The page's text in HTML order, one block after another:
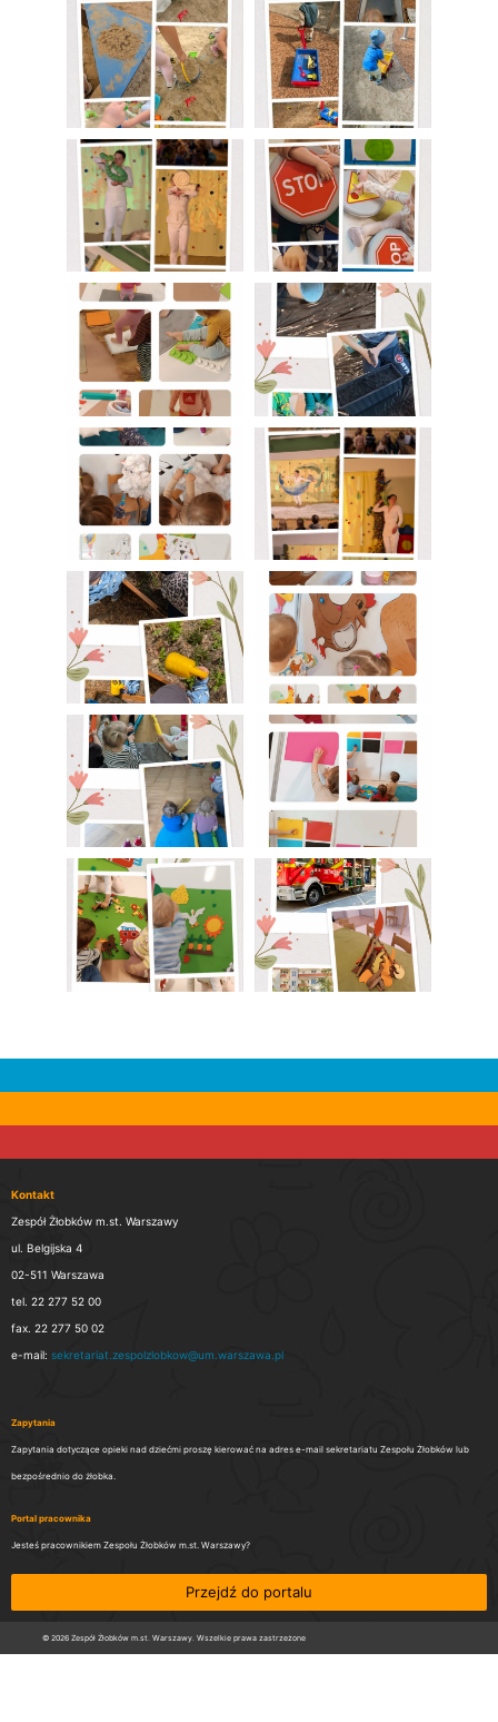
Kontakt
Zespół Żłobków m.st. Warszawy
ul. Belgijska 4
02-511 Warszawa
tel. 22 277 52 00
fax. 22 277 50 02
e-mail: sekretariat.zespolzlobkow@um.warszawa.pl
Zapytania
Zapytania dotyczące opieki nad dziećmi proszę kierować na adres e-mail sekretariatu Zespołu Żłobków lub
bezpośrednio do żłobka.
Portal pracownika
Jesteś pracownikiem Zespołu Żłobków m.st. Warszawy?
Przejdź do portalu
© 2026 Zespół Żłobków m.st. Warszawy. Wszelkie prawa zastrzeżone